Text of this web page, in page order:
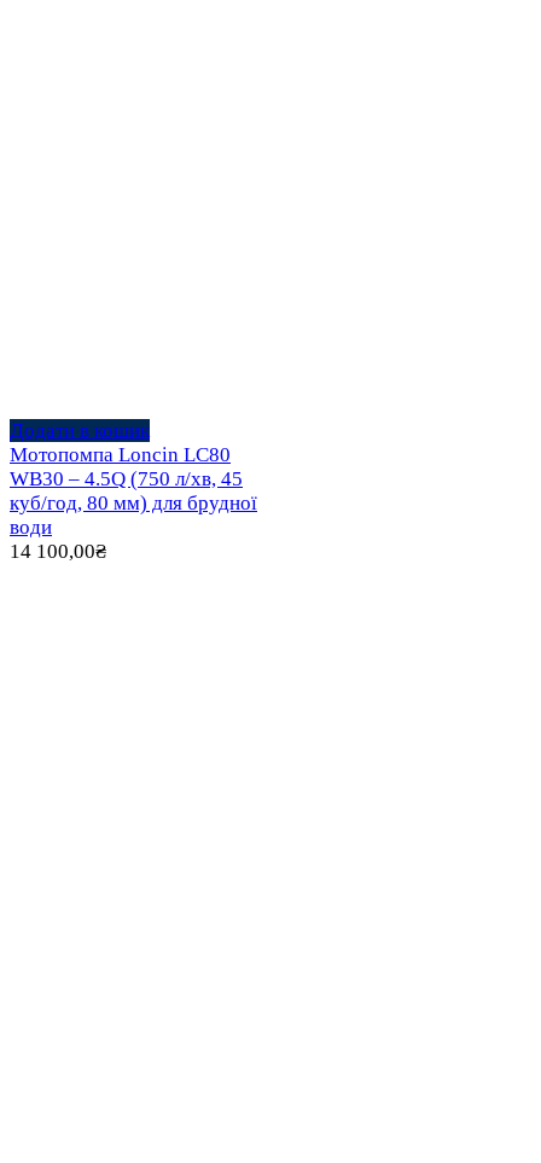
Додати в кошик
Мотопомпа Loncin LC80
WB30 – 4.5Q (750 л/хв, 45
куб/год, 80 мм) для брудної
води
14 100,00₴